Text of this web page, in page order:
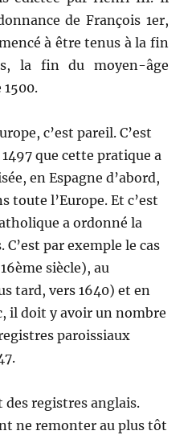
de François 1er,
à être tenus à la fin
la fin du moyen-âge
c’est pareil. C’est
que cette pratique a
en Espagne d’abord,
toute l’Europe. Et c’est
a ordonné la
par exemple le cas
siècle), au
tard, vers 1640) et en
il doit y avoir un nombre
paroissiaux
registres anglais.
ne remonter au plus tôt